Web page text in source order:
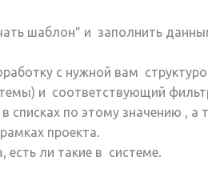
шаблон” и заполнить
с нужной вам
и соответствующий
в списках по этому значению , а
проекта.
есть ли такие в системе.